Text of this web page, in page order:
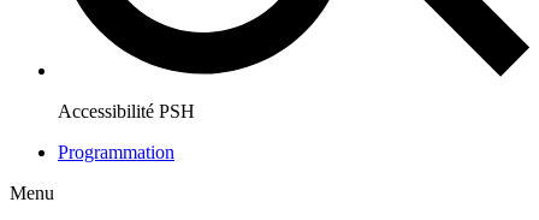
Accessibilité PSH
Programmation
Menu